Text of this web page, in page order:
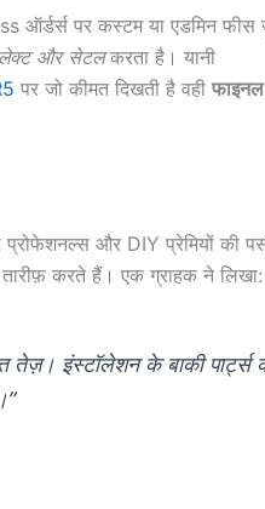
ऑर्डर्स पर कस्टम या एडमिन
और सेटलकरता है। यानी
पर जो कीमत दिखती है वही फाइनल
और DIY प्रेमियों की
करते हैं। एक ग्राहक ने लिखा:
तेज़। इंस्टॉलेशन के बाकी पार्ट्स